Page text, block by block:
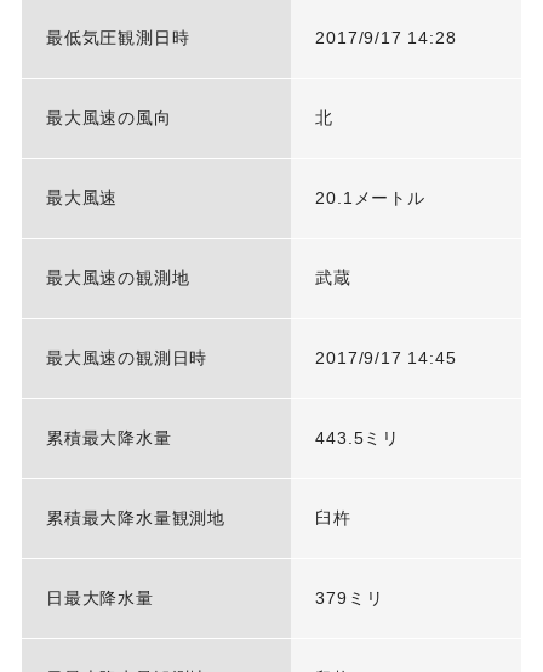
最低気圧観測日時 2017/9/17 14:28
最大風速の風向 北
最大風速 20.1メートル
最大風速の観測地 武蔵
最大風速の観測日時 2017/9/17 14:45
累積最大降水量 443.5ミリ
累積最大降水量観測地 臼杵
日最大降水量 379ミリ